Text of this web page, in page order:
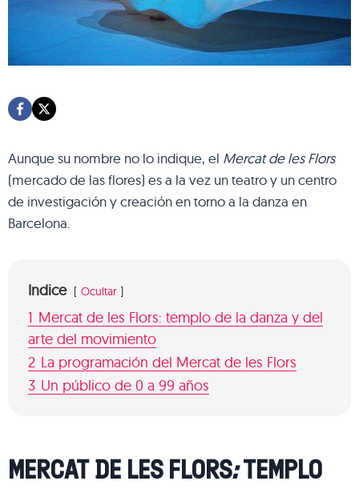
Aunque su nombre no lo indique, el Mercat de les Flors
(mercado de las flores) es a la vez un teatro y un centro
de investigación y creación en torno a la danza en
Barcelona.
Indice Ocultar
1 Mercat de les Flors: templo de la danza y del
arte del movimiento
2 La programación del Mercat de les Flors
3 Un público de 0 a 99 años
MERCAT DE LES FLORS:TEMPLO